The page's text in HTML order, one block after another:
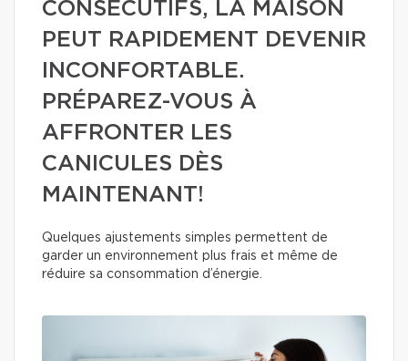
CONSÉCUTIFS, LA MAISON
PEUT RAPIDEMENT DEVENIR
INCONFORTABLE.
PRÉPAREZ-VOUS À
AFFRONTER LES
CANICULES DÈS
MAINTENANT!
Quelques ajustements simples permettent de
garder un environnement plus frais et même de
réduire sa consommation d’énergie.